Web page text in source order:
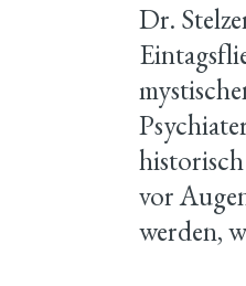
Dr.
vor
werden,